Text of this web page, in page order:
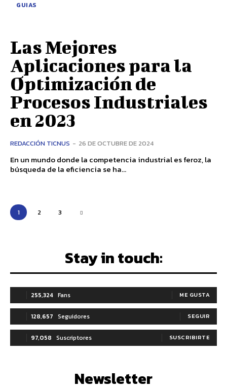
GUIAS
Las Mejores
Aplicaciones para la
Optimización de
Procesos Industriales
en 2023
REDACCIÓN TICNUS - 26 DE OCTUBRE DE 2024
En un mundo donde la competencia industrial es feroz, la
búsqueda de la eficiencia se ha...
1 2 3
Stay in touch:
255,324 Fans ME GUSTA
128,657 Seguidores SEGUIR
97,058 Suscriptores SUSCRIBIRTE
Newsletter